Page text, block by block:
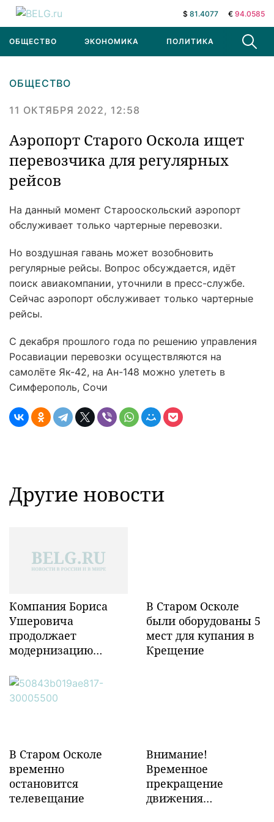
$ 81.4077 € 94.0585
ОБЩЕСТВО ЭКОНОМИКА ПОЛИТИКА В МИРЕ
ОБЩЕСТВО
11 ОКТЯБРЯ 2022, 12:58
Аэропорт Старого Оскола ищет
перевозчика для регулярных
рейсов
На данный момент Старооскольский аэропорт
обслуживает только чартерные перевозки.
Но воздушная гавань может возобновить
регулярные рейсы. Вопрос обсуждается, идёт
поиск авиакомпании, уточнили в пресс-службе.
Сейчас аэропорт обслуживает только чартерные
рейсы.
С декабря прошлого года по решению управления
Росавиации перевозки осуществляются на
самолёте Як-42, на Ан-148 можно улететь в
Симферополь, Сочи
Другие новости
Компания Бориса
Ушеровича
продолжает
модернизацию
инфраструктуры в
Забайкалье
В Старом Осколе
были оборудованы 5
мест для купания в
Крещение
В Старом Осколе
временно
остановится
телевещание
Внимание!
Временное
прекращение
движения